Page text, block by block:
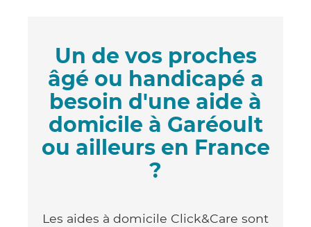
Un de vos proches
âgé ou handicapé a
besoin d'une aide à
domicile à Garéoult
ou ailleurs en France
?
Les aides à domicile Click&Care sont